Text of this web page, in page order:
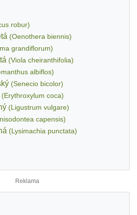
robur)
(Oenothera biennis)
grandiflorum)
(Viola cheiranthifolia)
albiflos)
(Senecio bicolor)
(Erythroxylum coca)
(Ligustrum vulgare)
capensis)
(Lysimachia punctata)